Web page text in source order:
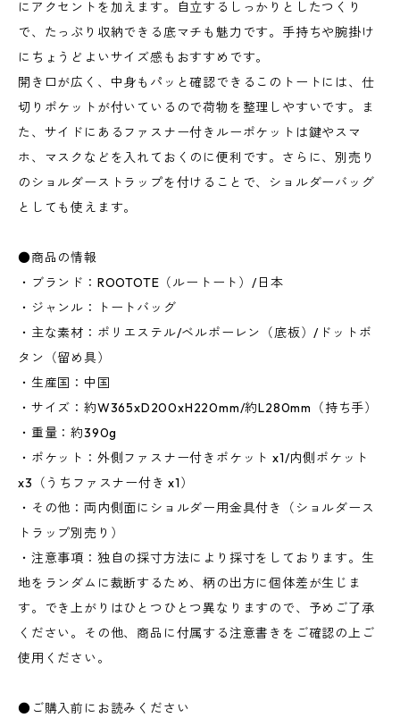
にアクセントを加えます。自立するしっかりとしたつくり
で、たっぷり収納できる底マチも魅力です。手持ちや腕掛け
にちょうどよいサイズ感もおすすめです。
開き口が広く、中身もパッと確認できるこのトートには、仕
切りポケットが付いているので荷物を整理しやすいです。ま
た、サイドにあるファスナー付きルーポケットは鍵やスマ
ホ、マスクなどを入れておくのに便利です。さらに、別売り
のショルダーストラップを付けることで、ショルダーバッグ
としても使えます。
●商品の情報
・ブランド：ROOTOTE（ルートート）/日本
・ジャンル：トートバッグ
・主な素材：ポリエステル/ベルポーレン（底板）/ドットボ
タン（留め具）
・生産国：中国
・サイズ：約W365xD200xH220mm/約L280mm（持ち手）
・重量：約390g
・ポケット：外側ファスナー付きポケット x1/内側ポケット
x3（うちファスナー付き x1）
・その他：両内側面にショルダー用金具付き（ショルダース
トラップ別売り）
・注意事項：独自の採寸方法により採寸をしております。生
地をランダムに裁断するため、柄の出方に個体差が生じま
す。でき上がりはひとつひとつ異なりますので、予めご了承
ください。その他、商品に付属する注意書きをご確認の上ご
使用ください。
●ご購入前にお読みください